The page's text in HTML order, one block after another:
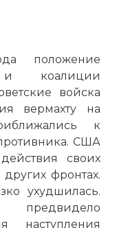
положение
и коалиции
войска
вермахту на
к
США
своих
фронтах.
ухудшилась.
предвидело
наступления